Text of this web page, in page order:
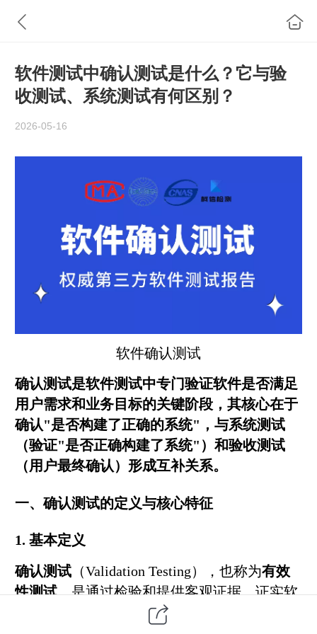
软件测试中确认测试是什么？它与验
收测试、系统测试有何区别？
2026-05-16
软件确认测试
确认测试是软件测试中专门验证软件是否满足
用户需求和业务目标的关键阶段，其核心在于
确认"是否构建了正确的系统"，与系统测试
（验证"是否正确构建了系统"）和验收测试
（用户最终确认）形成互补关系。
一、确认测试的定义与核心特征
1. 基本定义
确认测试 （Validation Testing），也称为有效
性测试，是通过检验和提供客观证据，证实软
件是否满足特定预期用途和用户需求的过程。